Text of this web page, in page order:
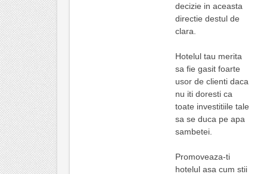
decizie in aceasta
directie destul de
clara.
Hotelul tau merita
sa fie gasit foarte
usor de clienti daca
nu iti doresti ca
toate investitiile tale
sa se duca pe apa
sambetei.
Promoveaza-ti
hotelul asa cum stii